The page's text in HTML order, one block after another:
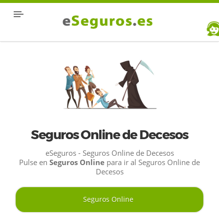
Seguros Online de Decesos
eSeguros - Seguros Online de Decesos
Pulse en Seguros Online para ir al Seguros Online de
Decesos
Seguros Online